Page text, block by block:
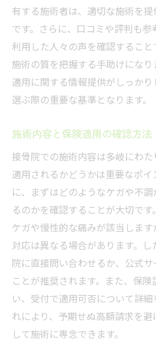
特殊な施術と保険適用
健康保険でカバーされ
大垣市の接骨院でコストを
険の使い方
効率的な施術プランの立
保険適用と自己負担のバ
追加費用を抑えるため
健康保険を活用した家
交通事故治療時の特別
接骨院利用者必見！健康保
検証
健康保険利用で得られ
保険適用でのコスト削
施術の質と保険の関係
保険を使った継続的な
慢性疾患に対する保険
有する施術者は、適切な施術を
です。さらに、口コミや評判も
利用した人々の声を確認するこ
施術の質を把握する手助けにな
適用に関する情報提供がしっかり
選ぶ際の重要な基準となります。
施術内容と保険適用の確認方法
接骨院での施術内容は多岐にわ
適用されるかどうかは重要なポ
に、まずはどのようなケガや不
るのかを確認することが大切で
ケガや慢性的な痛みが該当しま
対応は異なる場合があります。し
院に直接問い合わせるか、公式
ことが推奨されます。また、保
い、受付で適用可否について詳
れにより、予期せぬ高額請求を
して施術に専念できます。